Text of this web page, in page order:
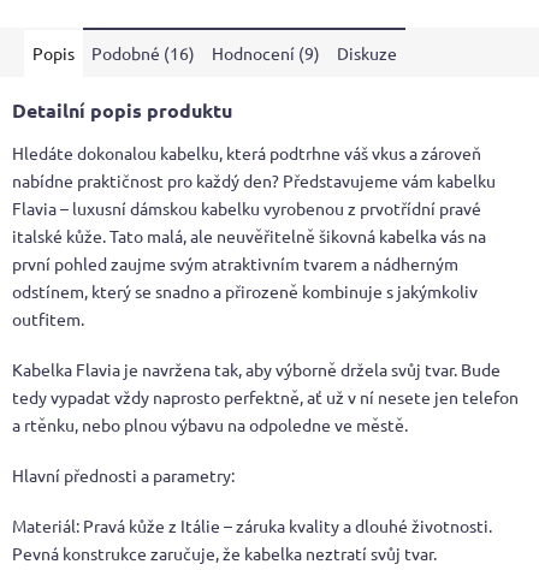
Popis Podobné (16) Hodnocení (9) Diskuze
Detailní popis produktu
Hledáte dokonalou kabelku, která podtrhne váš vkus a zároveň
nabídne praktičnost pro každý den? Představujeme vám kabelku
Flavia – luxusní dámskou kabelku vyrobenou z prvotřídní pravé
italské kůže. Tato malá, ale neuvěřitelně šikovná kabelka vás na
první pohled zaujme svým atraktivním tvarem a nádherným
odstínem, který se snadno a přirozeně kombinuje s jakýmkoliv
outfitem.
Kabelka Flavia je navržena tak, aby výborně držela svůj tvar. Bude
tedy vypadat vždy naprosto perfektně, ať už v ní nesete jen telefon
a rtěnku, nebo plnou výbavu na odpoledne ve městě.
Hlavní přednosti a parametry:
Materiál: Pravá kůže z Itálie – záruka kvality a dlouhé životnosti.
Pevná konstrukce zaručuje, že kabelka neztratí svůj tvar.